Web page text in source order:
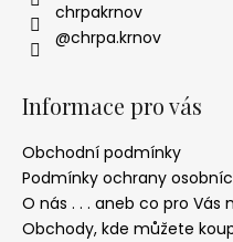
chrpakrnov
@chrpa.krnov
Informace pro vás
Obchodní podmínky
Podmínky ochrany
O nás . . . aneb co pro Vás
Obchody, kde můžete